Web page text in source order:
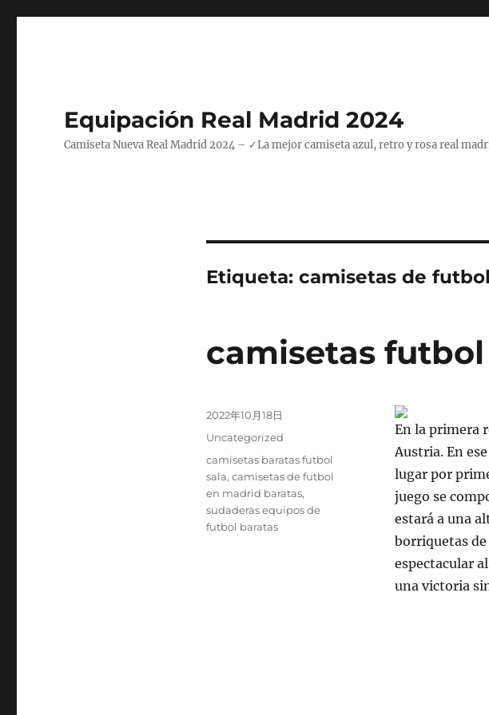
Equipación Real Madrid 2024
Camiseta Nueva Real Madrid 2024 – ✓La mejor camiseta azul, retro y rosa real
Etiqueta: camisetas de
camisetas
En la primera
Austria. En
lugar por
juego se
estará a una
borriquetas
espectacular
una victoria
Publicado
2022年10月18日
Categorías
Uncategorized
Etiquetas
camisetas baratas futbol
sala, camisetas de futbol
en madrid baratas,
sudaderas equipos de
futbol baratas